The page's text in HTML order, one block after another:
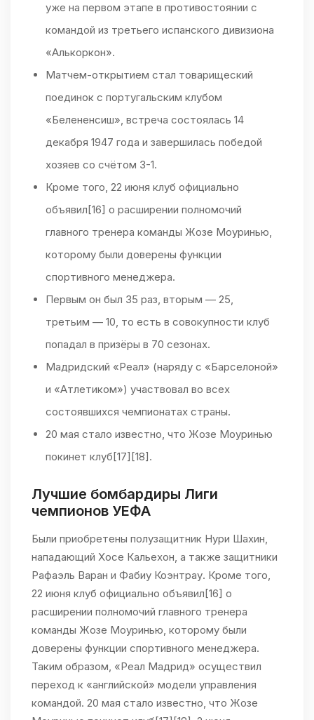
уже на первом этапе в противостоянии с
командой из третьего испанского дивизиона
«Алькоркон».
Матчем-открытием стал товарищеский
поединок с португальским клубом
«Белененсиш», встреча состоялась 14
декабря 1947 года и завершилась победой
хозяев со счётом 3-1.
Кроме того, 22 июня клуб официально
объявил[16] о расширении полномочий
главного тренера команды Жозе Моуринью,
которому были доверены функции
спортивного менеджера.
Первым он был 35 раз, вторым — 25,
третьим — 10, то есть в совокупности клуб
попадал в призёры в 70 сезонах.
Мадридский «Реал» (наряду с «Барселоной»
и «Атлетиком») участвовал во всех
состоявшихся чемпионатах страны.
20 мая стало известно, что Жозе Моуринью
покинет клуб[17][18].
Лучшие бомбардиры Лиги
чемпионов УЕФА
Были приобретены полузащитник Нури Шахин,
нападающий Хосе Кальехон, а также защитники
Рафаэль Варан и Фабиу Коэнтрау. Кроме того,
22 июня клуб официально объявил[16] о
расширении полномочий главного тренера
команды Жозе Моуринью, которому были
доверены функции спортивного менеджера.
Таким образом, «Реал Мадрид» осуществил
переход к «английской» модели управления
командой. 20 мая стало известно, что Жозе